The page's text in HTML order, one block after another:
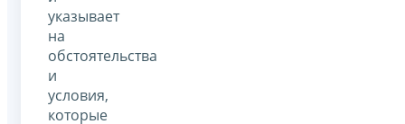
указывает
на
обстоятельства
и
условия,
которые